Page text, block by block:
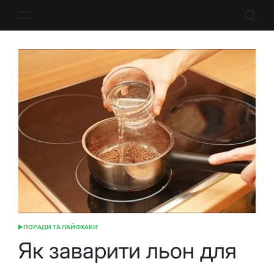
ОПУБЛІКУВАТИ
ПОРАДИ ТА ЛАЙФХАКИ
Як заварити льон для